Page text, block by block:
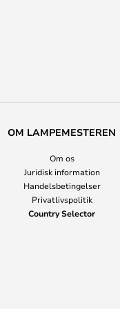
OM LAMPEMESTEREN
Om os
Juridisk information
Handelsbetingelser
Privatlivspolitik
Country Selector